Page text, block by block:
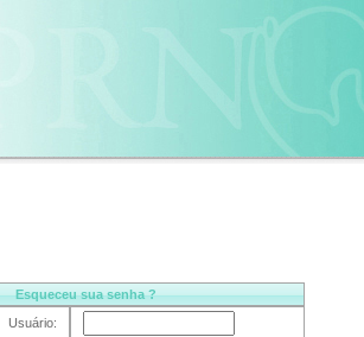
Esqueceu sua senha ?
Usuário: